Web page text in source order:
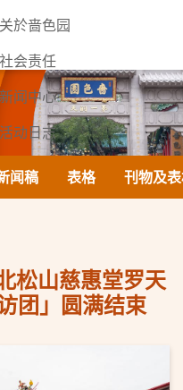
关於啬色园
社会责任
新闻中心
活动日志
联络我们
闻稿 表格 刊物及
松山慈惠堂罗天
团」圆满结束